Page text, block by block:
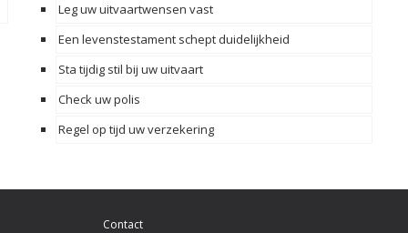
Leg uw uitvaartwensen vast
Een levenstestament schept duidelijkheid
Sta tijdig stil bij uw uitvaart
Check uw polis
Regel op tijd uw verzekering
Contact